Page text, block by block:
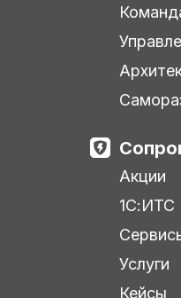
Акции
1С:ИТС
Услуги
Кейсы